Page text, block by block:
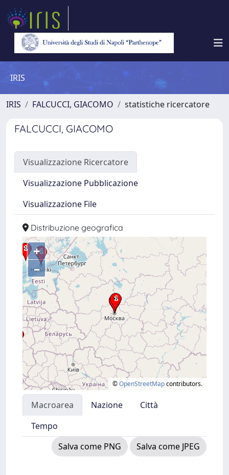
IRIS
IRIS FALCUCCI, GIACOMO statistiche ricercatore
FALCUCCI, GIACOMO
Visualizzazione Ricercatore
Visualizzazione Pubblicazione
Visualizzazione File
Distribuzione geografica
+
–
©OpenStreetMapcontributors.
Macroarea Nazione
Città
Tempo
Salva come PNG
Salva come JPEG